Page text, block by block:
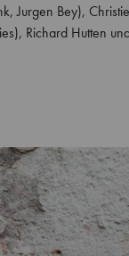
Jurgen Bey),
Richard Hutten